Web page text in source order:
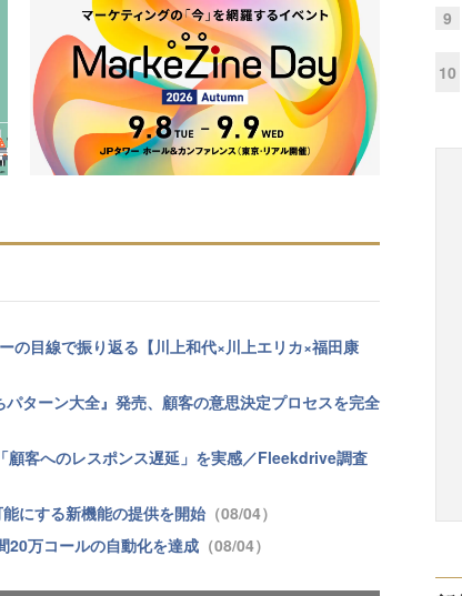
の目線で振り返る【川上和代×川上エリカ×福田康
ターン大全』発売、顧客の意思決定プロセスを完全
顧客へのレスポンス遅延」を実感／Fleekdrive調査
にする新機能の提供を開始 （08/04）
万コールの自動化を達成 （08/04）
9
10